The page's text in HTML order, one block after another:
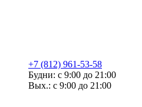
+7 (812) 961-53-58
Будни: с 9:00 до 21:00
Вых.: с 9:00 до 21:00